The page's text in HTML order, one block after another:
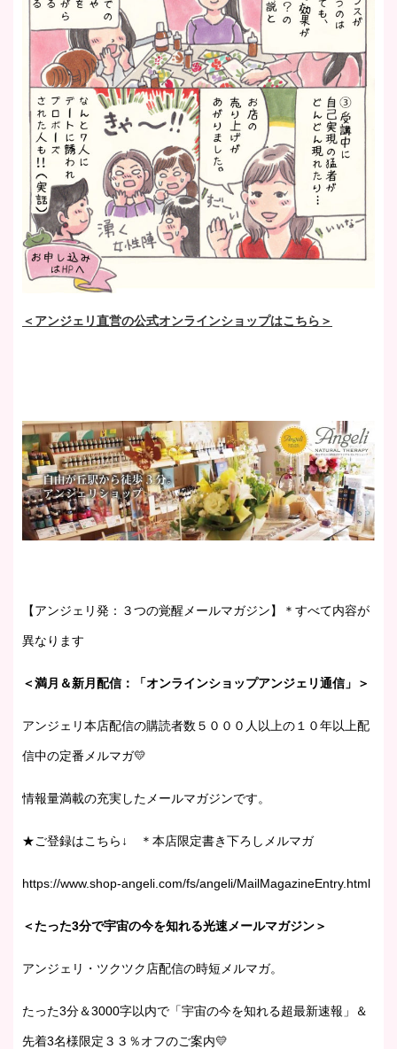
＜アンジェリ直営の公式オンラインショップはこちら＞
【アンジェリ発：３つの覚醒メールマガジン】＊すべて内容が
異なります
＜満月＆新月配信：「オンラインショップアンジェリ通信」＞
アンジェリ本店配信の購読者数５０００人以上の１０年以上配
信中の定番メルマガ💛
情報量満載の充実したメールマガジンです。
★ご登録はこちら↓ ＊本店限定書き下ろしメルマガ
https://www.shop-angeli.com/fs/angeli/MailMagazineEntry.html
＜たった3分で宇宙の今を知れる光速メールマガジン＞
アンジェリ・ツクツク店配信の時短メルマガ。
たった3分＆3000字以内で「宇宙の今を知れる超最新速報」＆
先着3名様限定３３％オフのご案内💛